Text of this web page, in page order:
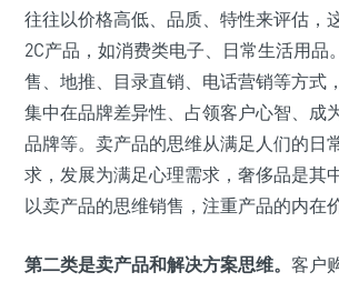
往往以价格高低、品质、特性来评估，
2C产品，如消费类电子、日常生活用品
售、地推、目录直销、电话营销等方式
集中在品牌差异性、占领客户心智、成
品牌等。卖产品的思维从满足人们的日
求，发展为满足心理需求，奢侈品是其
以卖产品的思维销售，注重产品的内在价
第二类是卖产品和解决方案思维。 客户